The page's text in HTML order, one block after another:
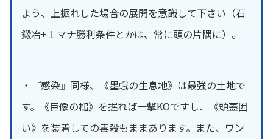
よう、上振れした場合の展開を意識して下さい（石
鍛冶+１マナ勝利条件とかは、常に頭の片隅に）。
・『感染』同様、《墨蛾の生息地》は最強の土地で
す。《巨像の槌》を握れば一撃KOですし、《頭蓋囲
い》を装着しての毒殺もままあります。また、ワン